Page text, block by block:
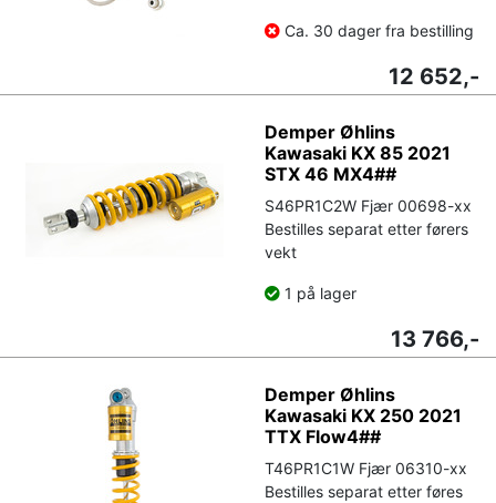
Ca. 30 dager fra bestilling
12 652,-
Demper Øhlins
Kawasaki KX 85 2021
STX 46 MX4##
S46PR1C2W Fjær 00698-xx
Bestilles separat etter førers
vekt
1 på lager
13 766,-
Demper Øhlins
Kawasaki KX 250 2021
TTX Flow4##
T46PR1C1W Fjær 06310-xx
Bestilles separat etter føres